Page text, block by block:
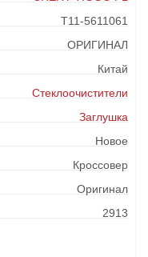
T11-5611061
ОРИГИНАЛ
Китай
Стеклоочистители
Заглушка
Новое
Кроссовер
Оригинал
2913